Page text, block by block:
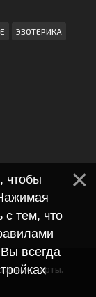
ЭЗОТЕРИКА
карты.
чтобы
с тем, что
всегда